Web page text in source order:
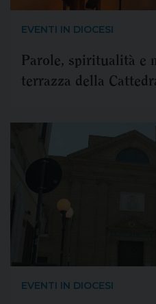
EVENTI IN DIOCESI
Parole, spiritualità e
terrazza della
EVENTI IN DIOCESI